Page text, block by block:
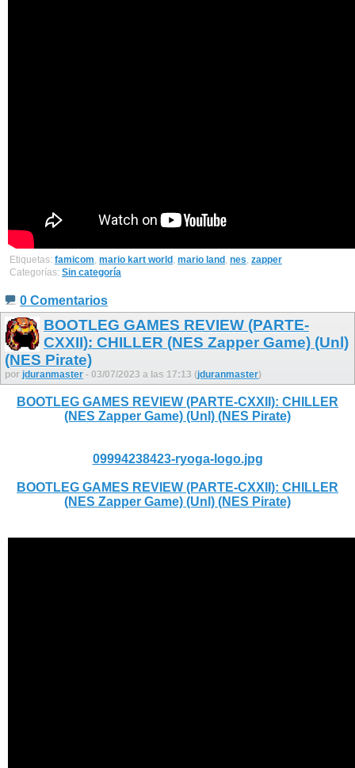
Etiquetas: famicom, mario kart world , mario land , nes, zapper
Categorías: Sin categoría
0 Comentarios
BOOTLEG GAMES REVIEW (PARTE-
CXXII): CHILLER (NES Zapper Game) (Unl)
(NES Pirate)
por jduranmaster - 03/07/2023 a las 17:13 (jduranmaster)
BOOTLEG GAMES REVIEW (PARTE-CXXII): CHILLER
(NES Zapper Game) (Unl) (NES Pirate)
09994238423-ryoga-logo.jpg
BOOTLEG GAMES REVIEW (PARTE-CXXII): CHILLER
(NES Zapper Game) (Unl) (NES Pirate)